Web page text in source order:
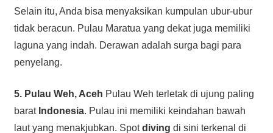
Selain itu, Anda bisa menyaksikan kumpulan ubur-ubur
tidak beracun. Pulau Maratua yang dekat juga memiliki
laguna yang indah. Derawan adalah surga bagi para
penyelang.
5. Pulau Weh, Aceh Pulau Weh terletak di ujung paling
barat Indonesia. Pulau ini memiliki keindahan bawah
laut yang menakjubkan. Spotdiving di sini terkenal di